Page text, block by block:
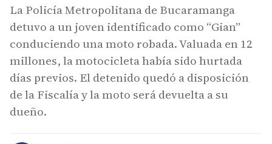
La Policía Metropolitana de Bucaramanga
detuvo a un joven identificado como “Gian”
conduciendo una moto robada. Valuada en 12
millones, la motocicleta había sido hurtada
días previos. El detenido quedó a disposición
de la Fiscalía y la moto será devuelta a su
dueño.